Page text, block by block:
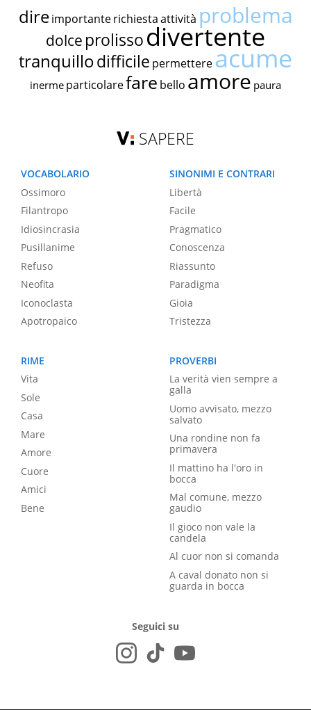
dire importante richiestaattività problema
dolce prolissodivertente
tranquillodifficile permettereacume
inerme particolarefare bello amore paura
SAPERE
VOCABOLARIO
Ossimoro
Filantropo
Idiosincrasia
Pusillanime
Refuso
Neofita
Iconoclasta
Apotropaico
SINONIMI E CONTRARI
Libertà
Facile
Pragmatico
Conoscenza
Riassunto
Paradigma
Gioia
Tristezza
RIME
Vita
Sole
Casa
Mare
Amore
Cuore
Amici
Bene
PROVERBI
La verità vien sempre a
galla
Uomo avvisato, mezzo
salvato
Una rondine non fa
primavera
Il mattino ha l'oro in
bocca
Mal comune, mezzo
gaudio
Il gioco non vale la
candela
Al cuor non si comanda
A caval donato non si
guarda in bocca
Seguici su